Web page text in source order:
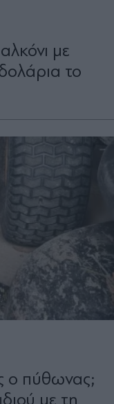
με
το
ο πύθωνας;
με τη